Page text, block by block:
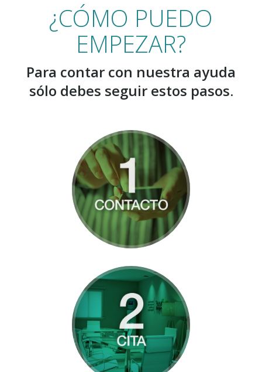
¿CÓMO PUEDO
EMPEZAR?
Para contar con nuestra ayuda
sólo debes seguir estos pasos.
Contacto con AdHoc
Project vía email,
teléfono o web.
Más información
Concertación de cita en
un centro AdHoc Family.
Más información